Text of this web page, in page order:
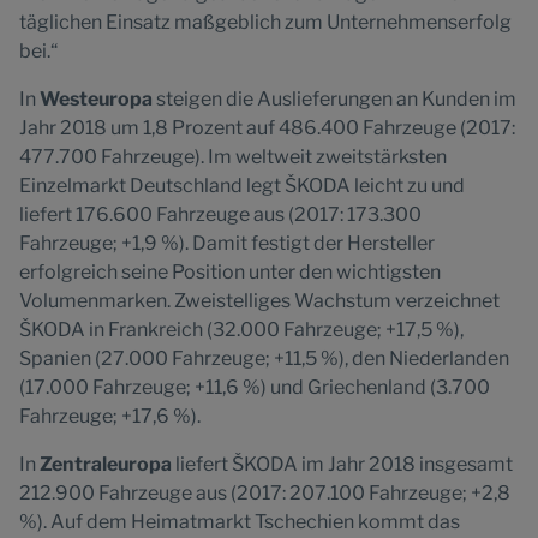
täglichen Einsatz maßgeblich zum Unternehmenserfolg
bei.“
In Westeuropa steigen die Auslieferungen an Kunden im
Jahr 2018 um 1,8 Prozent auf 486.400 Fahrzeuge (2017:
477.700 Fahrzeuge). Im weltweit zweitstärksten
Einzelmarkt Deutschland legt ŠKODA leicht zu und
liefert 176.600 Fahrzeuge aus (2017: 173.300
Fahrzeuge; +1,9 %). Damit festigt der Hersteller
erfolgreich seine Position unter den wichtigsten
Volumenmarken. Zweistelliges Wachstum verzeichnet
ŠKODA in Frankreich (32.000 Fahrzeuge; +17,5 %),
Spanien (27.000 Fahrzeuge; +11,5 %), den Niederlanden
(17.000 Fahrzeuge; +11,6 %) und Griechenland (3.700
Fahrzeuge; +17,6 %).
In Zentraleuropa liefert ŠKODA im Jahr 2018 insgesamt
212.900 Fahrzeuge aus (2017: 207.100 Fahrzeuge; +2,8
%). Auf dem Heimatmarkt Tschechien kommt das